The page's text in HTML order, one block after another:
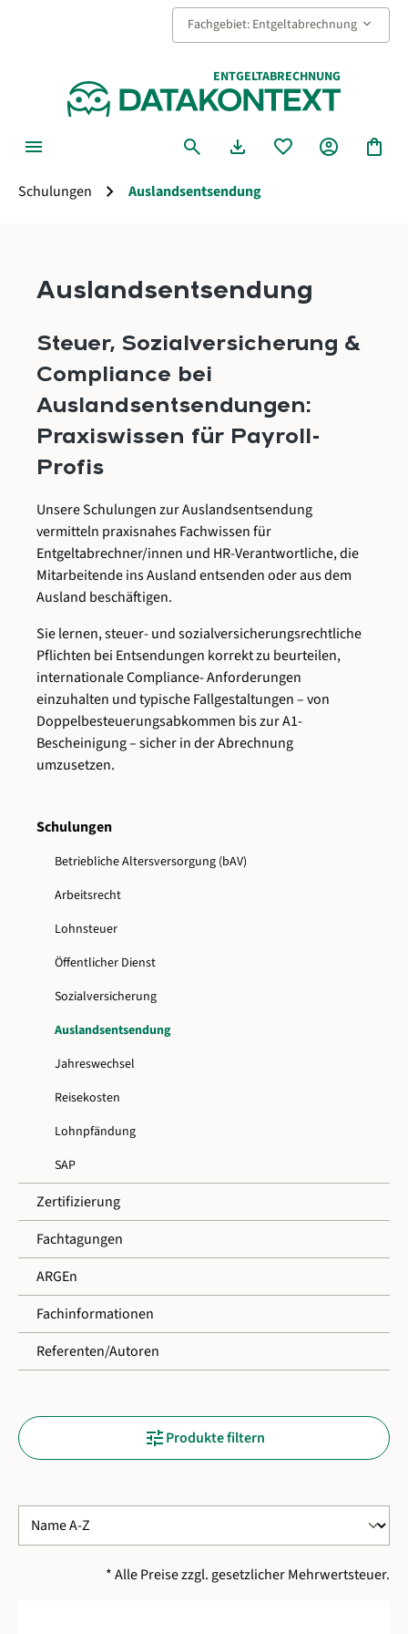
Fachgebiet: Entgeltabrechnung keyboard_arrow_down
ENTGELTABRECHNUNG
menu search download favorite account_circle shopping_bag
Schulungen chevron_right Auslandsentsendung
Auslandsentsendung
Steuer, Sozialversicherung &
Compliance bei
Auslandsentsendungen:
Praxiswissen für Payroll-
Profis
Unsere Schulungen zur Auslandsentsendung
vermitteln praxisnahes Fachwissen für
Entgeltabrechner/innen und HR-Verantwortliche, die
Mitarbeitende ins Ausland entsenden oder aus dem
Ausland beschäftigen.
Sie lernen, steuer- und sozialversicherungsrechtliche
Pflichten bei Entsendungen korrekt zu beurteilen,
internationale Compliance- Anforderungen
einzuhalten und typische Fallgestaltungen – von
Doppelbesteuerungsabkommen bis zur A1-
Bescheinigung – sicher in der Abrechnung
umzusetzen.
Schulungen
Betriebliche Altersversorgung (bAV)
Arbeitsrecht
Lohnsteuer
Öffentlicher Dienst
Sozialversicherung
Auslandsentsendung
Jahreswechsel
Reisekosten
Lohnpfändung
SAP
Zertifizierung
Fachtagungen
ARGEn
Fachinformationen
Referenten/Autoren
tuneProdukte filtern
* Alle Preise zzgl. gesetzlicher Mehrwertsteuer.